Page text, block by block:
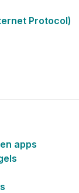
Protocol)
apps